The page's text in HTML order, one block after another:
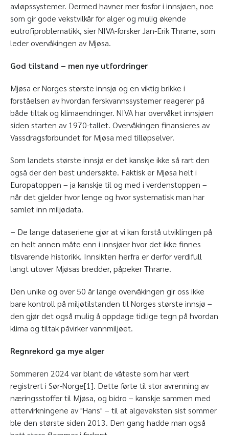
avløpssystemer. Dermed havner mer fosfor i innsjøen, noe
som gir gode vekstvilkår for alger og mulig økende
eutrofiproblematikk, sier NIVA-forsker Jan-Erik Thrane, som
leder overvåkingen av Mjøsa.
God tilstand – men nye utfordringer
Mjøsa er Norges største innsjø og en viktig brikke i
forståelsen av hvordan ferskvannssystemer reagerer på
både tiltak og klimaendringer. NIVA har overvåket innsjøen
siden starten av 1970-tallet. Overvåkingen finansieres av
Vassdragsforbundet for Mjøsa med tilløpselver.
Som landets største innsjø er det kanskje ikke så rart den
også der den best undersøkte. Faktisk er Mjøsa helt i
Europatoppen – ja kanskje til og med i verdenstoppen –
når det gjelder hvor lenge og hvor systematisk man har
samlet inn miljødata.
− De lange dataseriene gjør at vi kan forstå utviklingen på
en helt annen måte enn i innsjøer hvor det ikke finnes
tilsvarende historikk. Innsikten herfra er derfor verdifull
langt utover Mjøsas bredder, påpeker Thrane.
Den unike og over 50 år lange overvåkingen gir oss ikke
bare kontroll på miljøtilstanden til Norges største innsjø –
den gjør det også mulig å oppdage tidlige tegn på hvordan
klima og tiltak påvirker vannmiljøet.
Regnrekord ga mye alger
Sommeren 2024 var blant de våteste som har vært
registrert i Sør-Norge[1]. Dette førte til stor avrenning av
næringsstoffer til Mjøsa, og bidro – kanskje sammen med
ettervirkningene av "Hans" – til at algeveksten sist sommer
ble den største siden 2013. Den gang hadde man også